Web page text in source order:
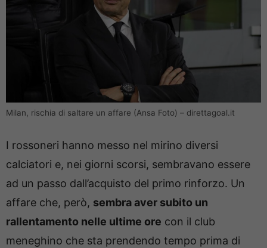
Milan, rischia di saltare un affare (Ansa Foto) – direttagoal.it
I rossoneri hanno messo nel mirino diversi
calciatori e, nei giorni scorsi, sembravano essere
ad un passo dall’acquisto del primo rinforzo. Un
affare che, però, sembra aver subito un
rallentamento nelle ultime ore con il club
meneghino che sta prendendo tempo prima di